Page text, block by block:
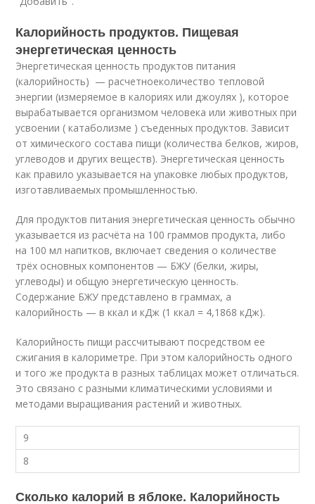
Калорийность продуктов. Пищевая
энергетическая ценность
Энергетическая ценность продуктов питания
(калорийность) — расчетноеколичество тепловой
энергии (измеряемое в калориях или джоулях ), которое
вырабатывается организмом человека или животных при
усвоении ( катаболизме ) съеденных продуктов. Зависит
от химического состава пищи (количества белков, жиров,
углеводов и других веществ). Энергетическая ценность
как правило указывается на упаковке любых продуктов,
изготавливаемых промышленностью.
Для продуктов питания энергетическая ценность обычно
указывается из расчёта на 100 граммов продукта, либо
на 100 мл напитков, включает сведения о количестве
трёх основных компонентов — БЖУ (белки, жиры,
углеводы) и общую энергетическую ценность.
Содержание БЖУ представлено в граммах, а
калорийность — в ккал и кДж (1 ккал = 4,1868 кДж).
Калорийность пищи рассчитывают посредством ее
сжигания в калориметре. При этом калорийность одного
и того же продукта в разных таблицах может отличаться.
Это связано с разными климатическими условиями и
методами выращивания растений и животных.
9
8
Сколько калорий в яблоке. Калорийность